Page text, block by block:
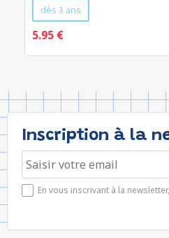
dès 3 ans
5.95 €
Inscription à la
En vous inscrivant à la